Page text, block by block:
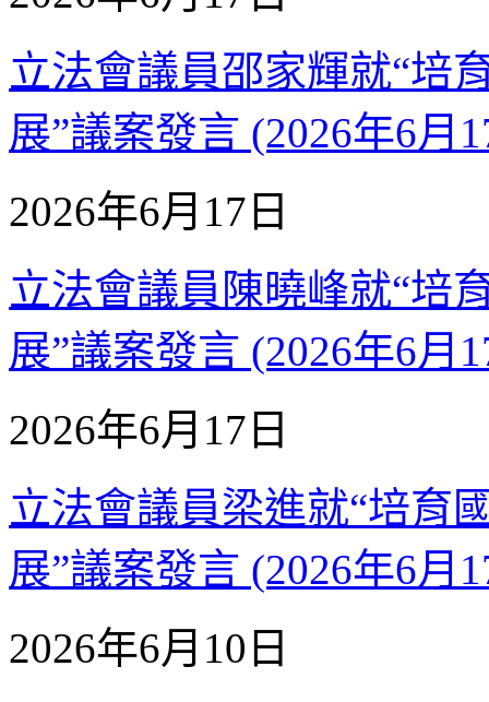
立法會議員邵家輝就“培
展”議案發言 (2026年6月
2026年6月17日
立法會議員陳曉峰就“培
展”議案發言 (2026年6月
2026年6月17日
立法會議員梁進就“培育
展”議案發言 (2026年6月
2026年6月10日